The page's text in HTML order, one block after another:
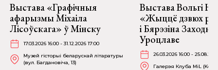
Выстава «Графічныя
афарызмы Міхаіла
Лісоўскага» ў Мінску
17.03.2026 16:00 - 31.12.2026 17:00
Музей гісторыі беларускай літаратуры
(вул. Багдановіча, 13)
Выстава Вольгі
«Жыццё дзвюх
і Бярэзіна
Уроцлаве
26.03.2026 16:00 -
Галерэя Клуба MiL